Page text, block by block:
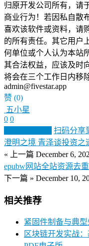
归原开发公司所有，请
商业行为！若因私自散
喜欢该软件或资料，请
的所有责任。其它用户
何单位或个人认为本站
其合法权益，应该及时
将会在三个工作日内移
admin@fivestar.app
赞 (0)
五小星
0 0
扫码分享
澄明之境 青泽谈投资之
« 上一篇 December 6,
epubw网站全站资源去
下一篇 » December 10,
相关推荐
紧固件制备与典
区块链开发实战